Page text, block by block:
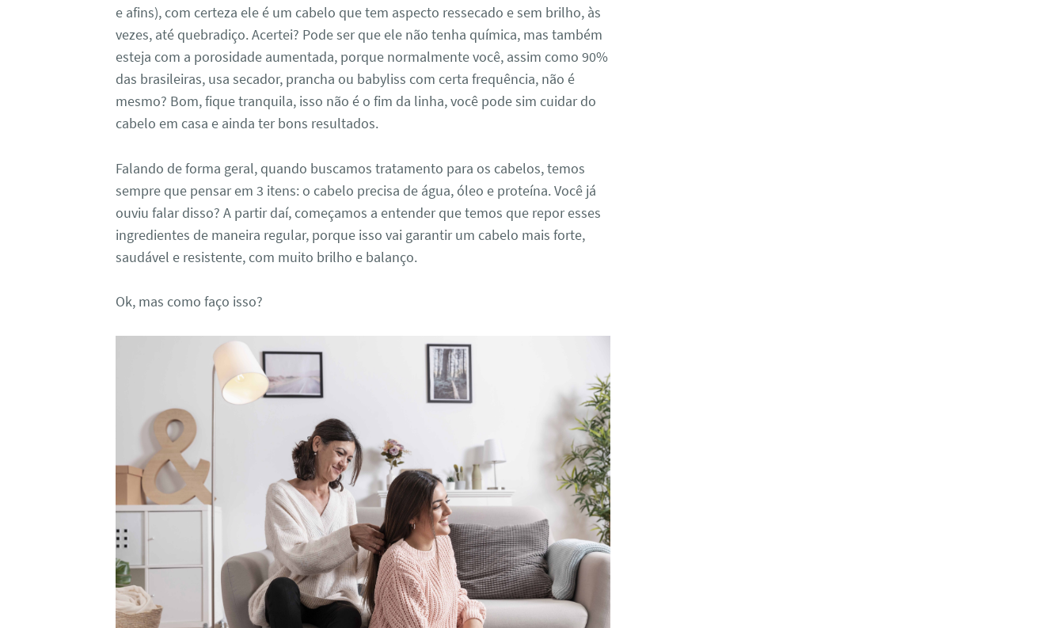
e afins), com certeza ele é um cabelo que tem aspecto ressecado e sem brilho, às
vezes, até quebradiço. Acertei? Pode ser que ele não tenha química, mas também
esteja com a porosidade aumentada, porque normalmente você, assim como 90%
das brasileiras, usa secador, prancha ou babyliss com certa frequência, não é
mesmo? Bom, fique tranquila, isso não é o fim da linha, você pode sim cuidar do
cabelo em casa e ainda ter bons resultados.
Falando de forma geral, quando buscamos tratamento para os cabelos, temos
sempre que pensar em 3 itens: o cabelo precisa de água, óleo e proteína. Você já
ouviu falar disso? A partir daí, começamos a entender que temos que repor esses
ingredientes de maneira regular, porque isso vai garantir um cabelo mais forte,
saudável e resistente, com muito brilho e balanço.
Ok, mas como faço isso?